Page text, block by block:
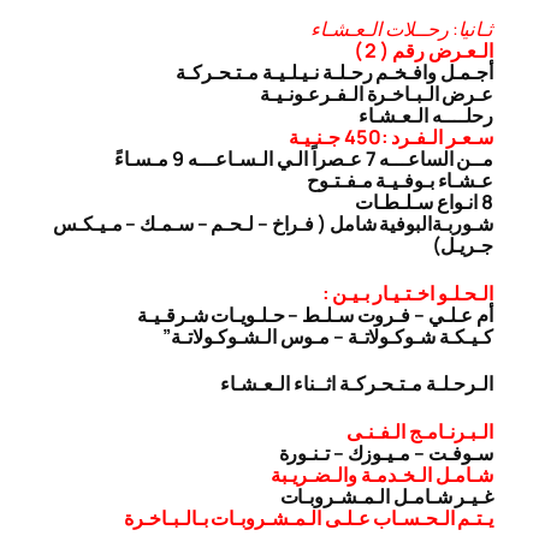
ثـانيا: رحــلات الـعـشـاء
الـعـرض رقم ( 2 )
أجـمـل وافـخـم رحـلـة نـيـلـيـة مـتـحـركـة
عـرض الـبـاخـرة الـفـرعـونـيـة
رحلــــه الـعـشـاء
سـعـر الـفـرد :450 جـنـيـة
مــن الساعـــه 7 عـصراً الـي الـسـاعـــه 9 مـسـاءً
عـشـاء بـوفـيـة مـفـتـوح
8 انـواع سـلـطـات
شـوربـةالبوفية شامل ( فـراخ – لـحـم – سـمـك – مـيـكـس
جـريـل)
الـحـلـو اخـتـيـار بـيـن :
أم عـلـي – فـروت سـلـط – حـلـويـات شـرقـيـة
كـيـكـة شـوكـولاتـة – مـوس الـشـوكـولاتـة”
الـرحـلـة مـتـحـركـة اثــناء الـعـشـاء
الـبـرنـامـج الـفـنـى
سـوفـت – مـيـوزك – تـنـورة
شـامـل الـخـدمـة والـضـريـبة
غـيـر شـامـل الـمـشـروبـات
يـتـم الـحـسـاب عـلـى الـمـشـروبـات بـالـبـاخـرة